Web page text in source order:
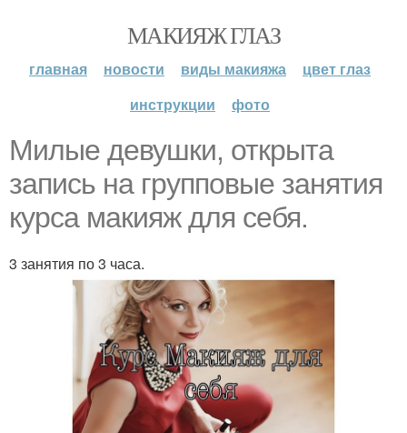
МАКИЯЖ ГЛАЗ
главная новости виды макияжа
цвет глаз
инструкции
фото
Милые девушки, открыта
запись на групповые занятия
курса макияж для себя.
3 занятия по 3 часа.